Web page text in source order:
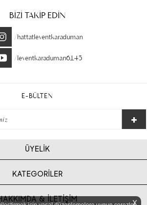
BİZİ TAKİP EDİN
/hattatleventkaraduman
/leventkaraduman6145
E-BÜLTEN
ÜYELİK
KATEGORİLER
& İLETİŞİM X